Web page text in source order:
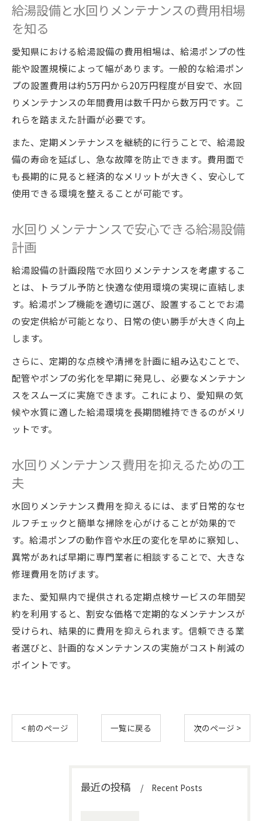
給湯設備と水回りメンテナンスの費用相場
を知る
愛知県における給湯設備の費用相場は、給湯ポンプの性
能や設置規模によって幅があります。一般的な給湯ポン
プの設置費用は約5万円から20万円程度が目安で、水回
りメンテナンスの年間費用は数千円から数万円です。こ
れらを踏まえた計画が必要です。
また、定期メンテナンスを継続的に行うことで、給湯設
備の寿命を延ばし、急な故障を防止できます。費用面で
も長期的に見ると経済的なメリットが大きく、安心して
使用できる環境を整えることが可能です。
水回りメンテナンスで安心できる給湯設備
計画
給湯設備の計画段階で水回りメンテナンスを考慮するこ
とは、トラブル予防と快適な使用環境の実現に直結しま
す。給湯ポンプ機能を適切に選び、設置することでお湯
の安定供給が可能となり、日常の使い勝手が大きく向上
します。
さらに、定期的な点検や清掃を計画に組み込むことで、
配管やポンプの劣化を早期に発見し、必要なメンテナン
スをスムーズに実施できます。これにより、愛知県の気
候や水質に適した給湯環境を長期間維持できるのがメリ
ットです。
水回りメンテナンス費用を抑えるための工
夫
水回りメンテナンス費用を抑えるには、まず日常的なセ
ルフチェックと簡単な掃除を心がけることが効果的で
す。給湯ポンプの動作音や水圧の変化を早めに察知し、
異常があれば早期に専門業者に相談することで、大きな
修理費用を防げます。
また、愛知県内で提供される定期点検サービスの年間契
約を利用すると、割安な価格で定期的なメンテナンスが
受けられ、結果的に費用を抑えられます。信頼できる業
者選びと、計画的なメンテナンスの実施がコスト削減の
ポイントです。
< 前のページ 一覧に戻る 次のページ >
最近の投稿 Recent Posts